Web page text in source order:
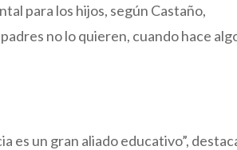
para los hijos, según Castaño,
no lo quieren, cuando hace
es un gran aliado educativo”,